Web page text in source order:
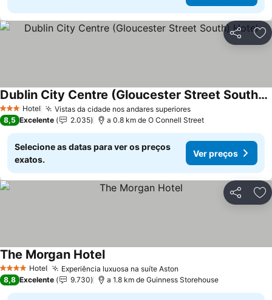
Partilhar
3 EstrelasHotel Vistas da cidade nos andares superioresVer preços
Dublin City Centre (Gloucester Street South) Hotel
Ver preços
8,5 Excelente 2.035 a 0.8 km de O Connell Street
Selecione as datas para ver os preços
exatos.
Ver preços
Partilhar
4 EstrelasHotel Experiência luxuosa na suíte Aston
The Morgan HotelVer preços
8,8 Excelente 9.730 a 1.8 km de Guinness Storehouse